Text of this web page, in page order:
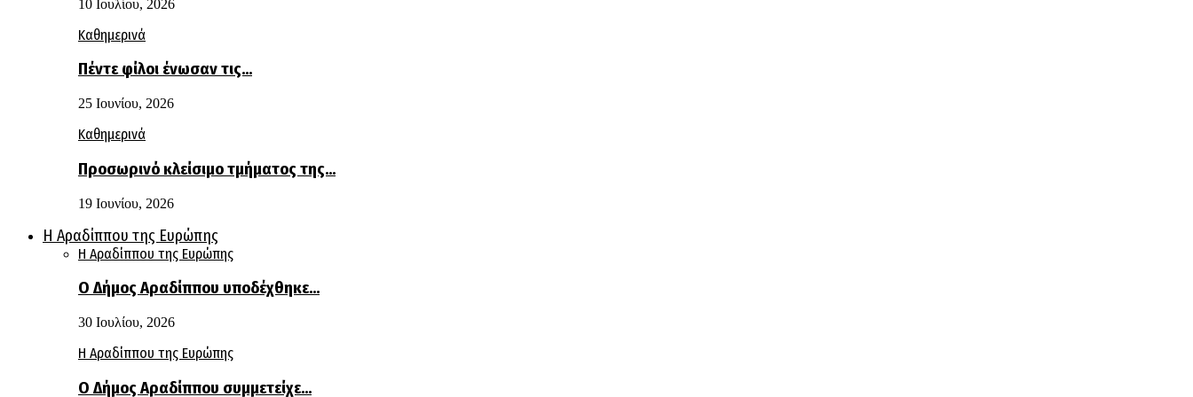
10 Ιουλίου, 2026
Καθημερινά
Πέντε φίλοι ένωσαν τις…
25 Ιουνίου, 2026
Καθημερινά
Προσωρινό κλείσιμο τμήματος της…
19 Ιουνίου, 2026
Η Αραδίππου της Ευρώπης
Η Αραδίππου της Ευρώπης
Ο Δήμος Αραδίππου υποδέχθηκε…
30 Ιουλίου, 2026
Η Αραδίππου της Ευρώπης
Ο Δήμος Αραδίππου συμμετείχε…